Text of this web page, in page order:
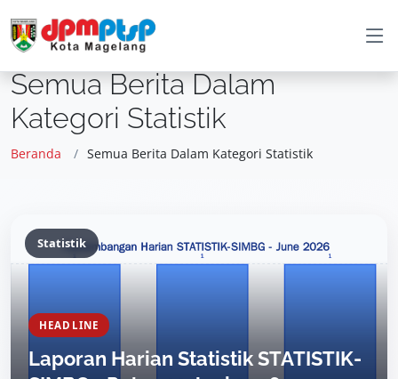
Semua Berita Dalam
Kategori Statistik
Beranda Semua Berita Dalam Kategori Statistik
Statistik
HEADLINE
Laporan Harian Statistik STATISTIK-